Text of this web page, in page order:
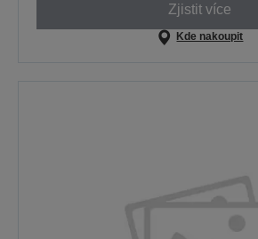
Zjistit více
Kde nakoupit